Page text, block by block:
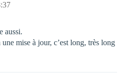
aussi.
mise à jour, c’est long, très long